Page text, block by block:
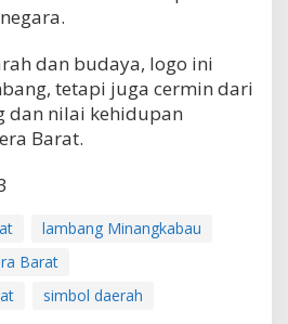
dan budaya, logo ini
tetapi juga cermin dari
dan nilai kehidupan
Barat.
lambang Minangkabau
Barat
simbol daerah